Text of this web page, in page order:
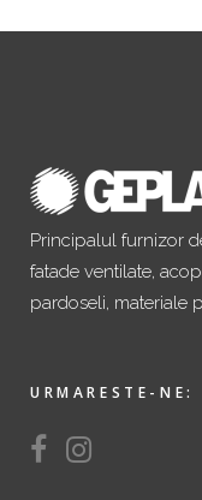
Principalul furnizor
fatade ventilate,
pardoseli, materiale
URMARESTE-NE: